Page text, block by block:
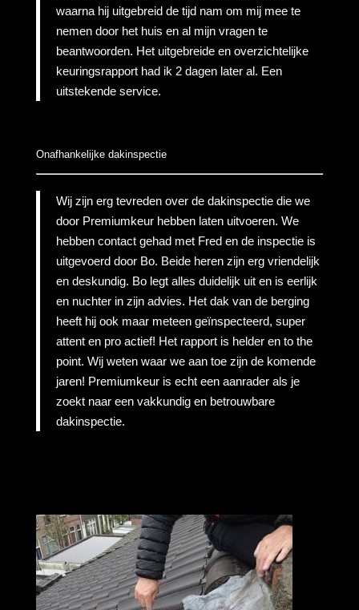
waarna hij uitgebreid de tijd nam om mij mee te
nemen door het huis en al mijn vragen te
beantwoorden. Het uitgebreide en overzichtelijke
keuringsrapport had ik 2 dagen later al. Een
uitstekende service.
Onafhankelijke dakinspectie
Wij zijn erg tevreden over de dakinspectie die we
door Premiumkeur hebben laten uitvoeren. We
hebben contact gehad met Fred en de inspectie is
uitgevoerd door Bo. Beide heren zijn erg vriendelijk
en deskundig. Bo legt alles duidelijk uit en is eerlijk
en nuchter in zijn advies. Het dak van de berging
heeft hij ook maar meteen geïnspecteerd, super
attent en pro actief! Het rapport is helder en to the
point. Wij weten waar we aan toe zijn de komende
jaren! Premiumkeur is echt een aanrader als je
zoekt naar een vakkundig en betrouwbare
dakinspectie.